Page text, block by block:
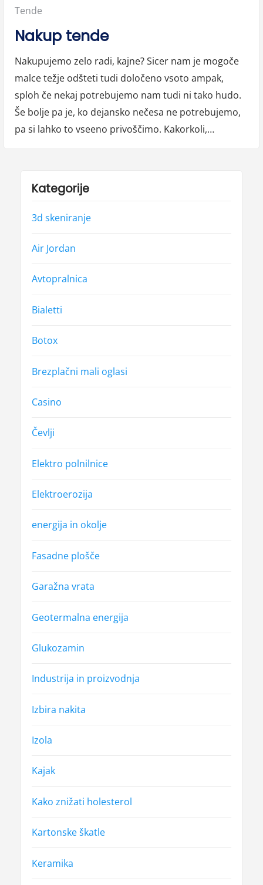
Posted
in:
Tende
Nakup tende
Nakupujemo zelo radi, kajne? Sicer nam je mogoče
malce težje odšteti tudi določeno vsoto ampak,
sploh če nekaj potrebujemo nam tudi ni tako hudo.
Še bolje pa je, ko dejansko nečesa ne potrebujemo,
pa si lahko to vseeno privoščimo. Kakorkoli,…
Kategorije
3d skeniranje
Air Jordan
Avtopralnica
Bialetti
Botox
Brezplačni mali oglasi
Casino
Čevlji
Elektro polnilnice
Elektroerozija
energija in okolje
Fasadne plošče
Garažna vrata
Geotermalna energija
Glukozamin
Industrija in proizvodnja
Izbira nakita
Izola
Kajak
Kako znižati holesterol
Kartonske škatle
Keramika